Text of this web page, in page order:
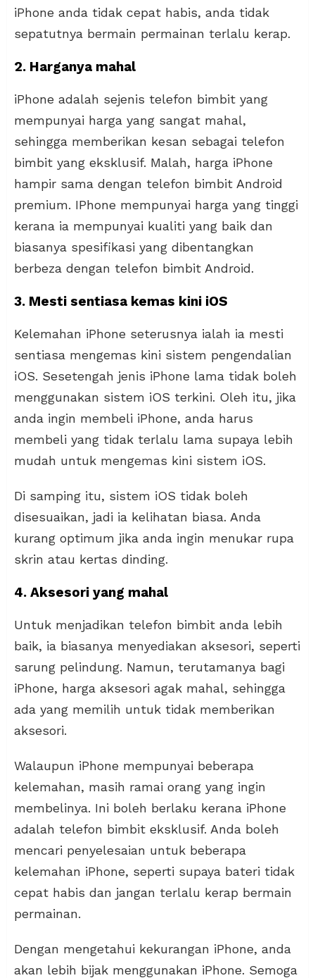
iPhone anda tidak cepat habis, anda tidak
sepatutnya bermain permainan terlalu kerap.
2. Harganya mahal
iPhone adalah sejenis telefon bimbit yang
mempunyai harga yang sangat mahal,
sehingga memberikan kesan sebagai telefon
bimbit yang eksklusif. Malah, harga iPhone
hampir sama dengan telefon bimbit Android
premium. IPhone mempunyai harga yang tinggi
kerana ia mempunyai kualiti yang baik dan
biasanya spesifikasi yang dibentangkan
berbeza dengan telefon bimbit Android.
3. Mesti sentiasa kemas kini iOS
Kelemahan iPhone seterusnya ialah ia mesti
sentiasa mengemas kini sistem pengendalian
iOS. Sesetengah jenis iPhone lama tidak boleh
menggunakan sistem iOS terkini. Oleh itu, jika
anda ingin membeli iPhone, anda harus
membeli yang tidak terlalu lama supaya lebih
mudah untuk mengemas kini sistem iOS.
Di samping itu, sistem iOS tidak boleh
disesuaikan, jadi ia kelihatan biasa. Anda
kurang optimum jika anda ingin menukar rupa
skrin atau kertas dinding.
4. Aksesori yang mahal
Untuk menjadikan telefon bimbit anda lebih
baik, ia biasanya menyediakan aksesori, seperti
sarung pelindung. Namun, terutamanya bagi
iPhone, harga aksesori agak mahal, sehingga
ada yang memilih untuk tidak memberikan
aksesori.
Walaupun iPhone mempunyai beberapa
kelemahan, masih ramai orang yang ingin
membelinya. Ini boleh berlaku kerana iPhone
adalah telefon bimbit eksklusif. Anda boleh
mencari penyelesaian untuk beberapa
kelemahan iPhone, seperti supaya bateri tidak
cepat habis dan jangan terlalu kerap bermain
permainan.
Dengan mengetahui kekurangan iPhone, anda
akan lebih bijak menggunakan iPhone. Semoga